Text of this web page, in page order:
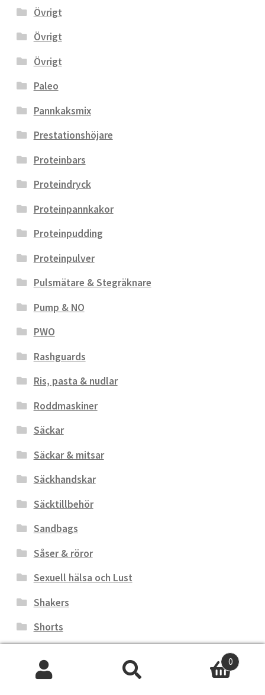
Övrigt
Övrigt
Övrigt
Paleo
Pannkaksmix
Prestationshöjare
Proteinbars
Proteindryck
Proteinpannkakor
Proteinpudding
Proteinpulver
Pulsmätare & Stegräknare
Pump & NO
PWO
Rashguards
Ris, pasta & nudlar
Roddmaskiner
Säckar
Säckar & mitsar
Säckhandskar
Säcktillbehör
Sandbags
Såser & röror
Sexuell hälsa och Lust
Shakers
Shorts
Shorts
0